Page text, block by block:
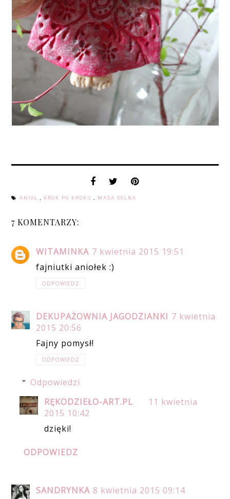
ANIOŁ KROK PO KROKU MASA SOLNA
7 KOMENTARZY:
WITAMINKA 7 kwietnia 2015 19:51
fajniutki aniołek :)
ODPOWIEDZ
DEKUPAŻOWNIA JAGODZIANKI 7 kwietnia
2015 20:56
Fajny pomysł!
ODPOWIEDZ
Odpowiedzi
RĘKODZIEŁO-ART.PL
11 kwietnia
2015 10:42
dzięki!
ODPOWIEDZ
SANDRYNKA 8 kwietnia 2015 09:14